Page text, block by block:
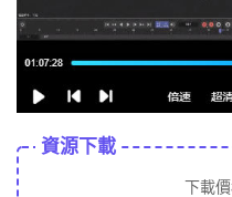
資源下載
下載